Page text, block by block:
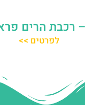
לפרטים >>